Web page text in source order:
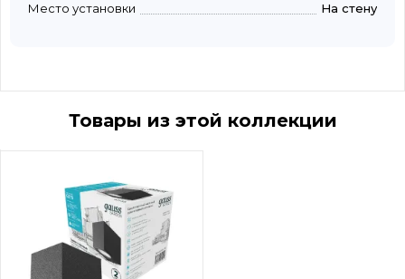
Место установки
На стену
Товары из этой коллекции